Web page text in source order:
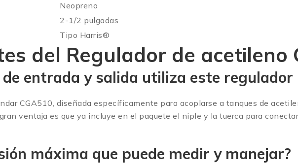
Neopreno
2-1/2 pulgadas
Tipo Harris®
del Regulador de acetileno
de entrada y salida utiliza este
CGA510, diseñada específicamente para acoplarse a tanques de
ventaja es que ya incluye en el paquete el niple y la tuerca para
máxima que puede medir y manejar?